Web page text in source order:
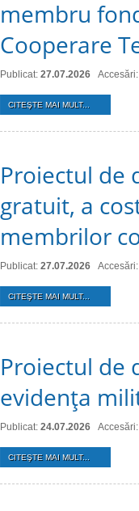
membru
Cooperare
Publicat: 27.07.2026
CITEŞTE MAI MULT...
Proiectul de
gratuit, a
membrilor
Publicat: 27.07.2026
CITEŞTE MAI MULT...
Proiectul de
evidenţa
Publicat: 24.07.2026
CITEŞTE MAI MULT...